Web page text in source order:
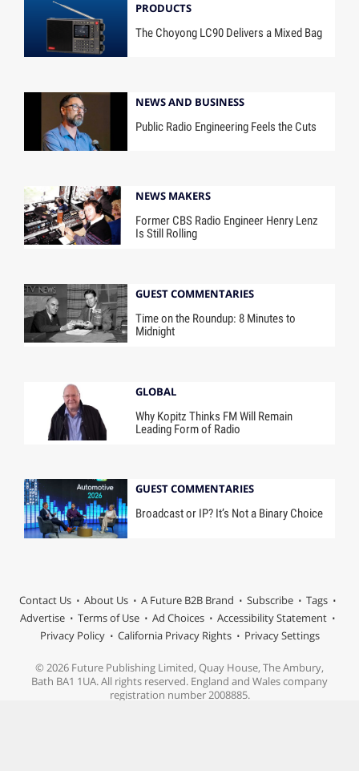
PRODUCTS
The Choyong LC90 Delivers a Mixed Bag
NEWS AND BUSINESS
Public Radio Engineering Feels the Cuts
NEWS MAKERS
Former CBS Radio Engineer Henry Lenz
Is Still Rolling
GUEST COMMENTARIES
Time on the Roundup: 8 Minutes to
Midnight
GLOBAL
Why Kopitz Thinks FM Will Remain
Leading Form of Radio
GUEST COMMENTARIES
Broadcast or IP? It’s Not a Binary Choice
Contact Us About Us A Future B2B Brand Subscribe
Tags
Advertise
Terms of Use Ad Choices
Accessibility Statement
Privacy Policy
California Privacy Rights Privacy Settings
© 2026 Future Publishing Limited, Quay House, The Ambury,
Bath BA1 1UA. All rights reserved. England and Wales company
registration number 2008885.